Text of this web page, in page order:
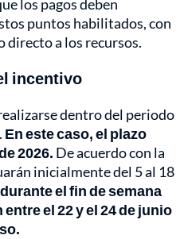
los pagos deben
puntos habilitados, con
directo a los recursos.
incentivo
dentro del periodo
En este caso, el plazo
2026. De acuerdo con la
inicialmente del 5 al 18
el fin de semana
el 22 y el 24 de junio